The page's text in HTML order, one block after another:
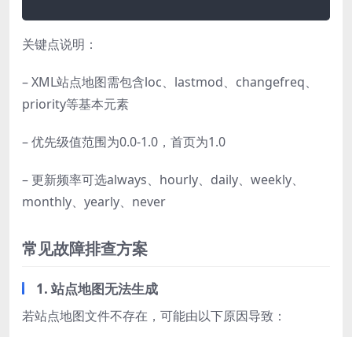
关键点说明：
– XML站点地图需包含loc、lastmod、changefreq、
priority等基本元素
– 优先级值范围为0.0-1.0，首页为1.0
– 更新频率可选always、hourly、daily、weekly、
monthly、yearly、never
常见故障排查方案
1. 站点地图无法生成
若站点地图文件不存在，可能由以下原因导致：